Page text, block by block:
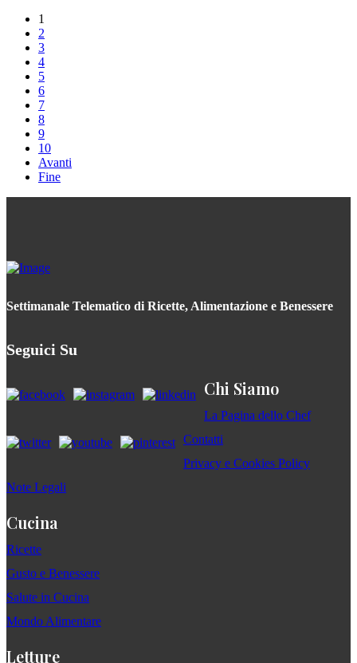
1
2
3
4
5
6
7
8
9
10
Avanti
Fine
Settimanale Telematico di Ricette, Alimentazione e Benessere
Seguici Su
Chi Siamo
La Pagina dello Chef
Contatti
Privacy e Cookies Policy
Note Legali
Cucina
Ricette
Gusto e Benessere
Salute in Cucina
Mondo Alimentare
Letture